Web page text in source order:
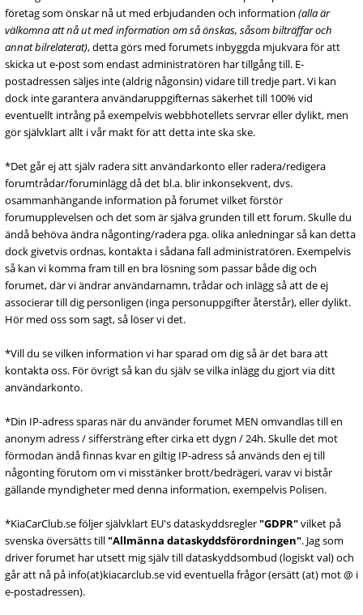
företag som önskar nå ut med erbjudanden och information (alla är
välkomna att nå ut med information om så önskas, såsom bilträffar och
annat bilrelaterat), detta görs med forumets inbyggda mjukvara för att
skicka ut e-post som endast administratören har tillgång till. E-
postadressen säljes inte (aldrig någonsin) vidare till tredje part. Vi kan
dock inte garantera användaruppgifternas säkerhet till 100% vid
eventuellt intrång på exempelvis webbhotellets servrar eller dylikt, men
gör självklart allt i vår makt för att detta inte ska ske.
*Det går ej att själv radera sitt användarkonto eller radera/redigera
forumtrådar/foruminlägg då det bl.a. blir inkonsekvent, dvs.
osammanhängande information på forumet vilket förstör
forumupplevelsen och det som är själva grunden till ett forum. Skulle du
ändå behöva ändra någonting/radera pga. olika anledningar så kan detta
dock givetvis ordnas, kontakta i sådana fall administratören. Exempelvis
så kan vi komma fram till en bra lösning som passar både dig och
forumet, där vi ändrar användarnamn, trådar och inlägg så att de ej
associerar till dig personligen (inga personuppgifter återstår), eller dylikt.
Hör med oss som sagt, så löser vi det.
*Vill du se vilken information vi har sparad om dig så är det bara att
kontakta oss. För övrigt så kan du själv se vilka inlägg du gjort via ditt
användarkonto.
*Din IP-adress sparas när du använder forumet MEN omvandlas till en
anonym adress / siffersträng efter cirka ett dygn / 24h. Skulle det mot
förmodan ändå finnas kvar en giltig IP-adress så används den ej till
någonting förutom om vi misstänker brott/bedrägeri, varav vi bistår
gällande myndigheter med denna information, exempelvis Polisen.
*KiaCarClub.se följer självklart EU's dataskyddsregler"GDPR"vilket på
svenska översätts till"Allmänna dataskyddsförordningen". Jag som
driver forumet har utsett mig själv till dataskyddsombud (logiskt val) och
går att nå på info(at)kiacarclub.se vid eventuella frågor (ersätt (at) mot @ i
e-postadressen).